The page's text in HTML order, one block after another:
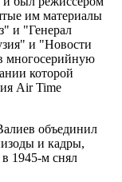
им материалы
и "Генерал
и "Новости
многосерийную
которой
Air Time
объединил
и кадры,
1945-м снял